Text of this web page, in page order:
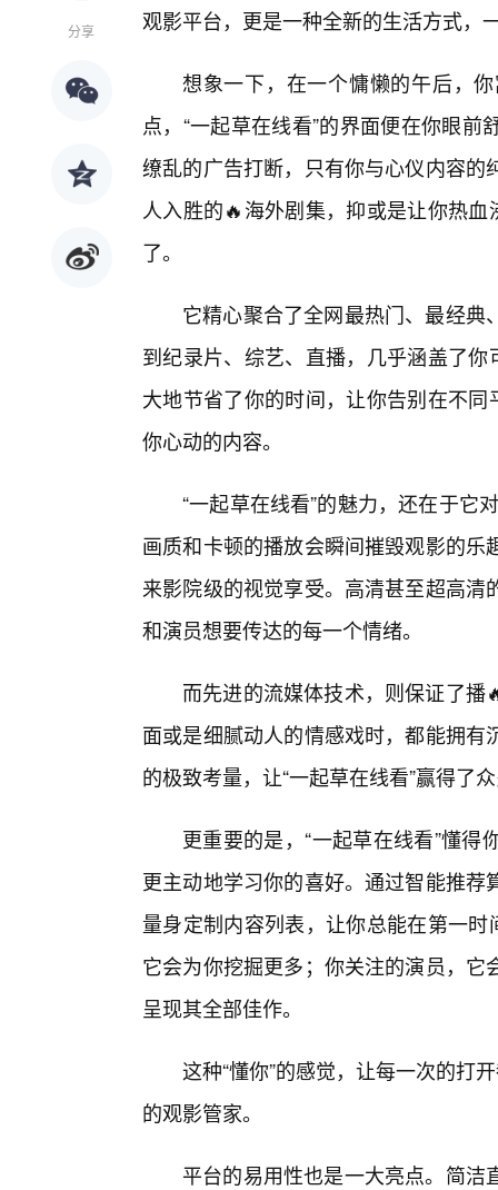
分享
观影平台，更是一种全新的生活方式，
想象一下，在一个慵懒的午后，
点，“一起草在线看”的界面便在你眼
缭乱的广告打断，只有你与心仪内容
人入胜的🔥海外剧集，抑或是让你热
了。
它精心聚合了全网最热门、最经
到纪录片、综艺、直播，几乎涵盖了
大地节省了你的时间，让你告别在不
你心动的内容。
“一起草在线看”的魅力，还在于它
画质和卡顿的播放会瞬间摧毁观影的
来影院级的视觉享受。高清甚至超高
和演员想要传达的每一个情绪。
而先进的流媒体技术，则保证了
面或是细腻动人的情感戏时，都能拥
的极致考量，让“一起草在线看”赢得了
更重要的是，“一起草在线看”懂
更主动地学习你的喜好。通过智能推
量身定制内容列表，让你总能在第一
它会为你挖掘更多；你关注的演员，
呈现其全部佳作。
这种“懂你”的感觉，让每一次的打
的观影管家。
平台的易用性也是一大亮点。简